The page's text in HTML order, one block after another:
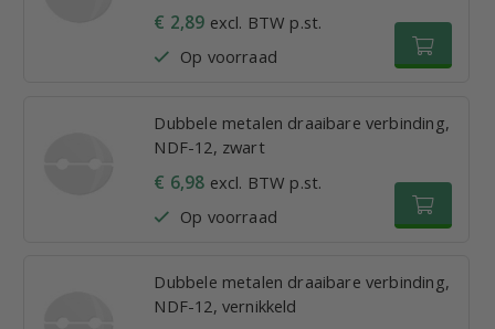
€ 2,89 excl. BTW p.st.
Op voorraad
Dubbele metalen draaibare verbinding,
NDF-12, zwart
€ 6,98 excl. BTW p.st.
Op voorraad
Dubbele metalen draaibare verbinding,
NDF-12, vernikkeld